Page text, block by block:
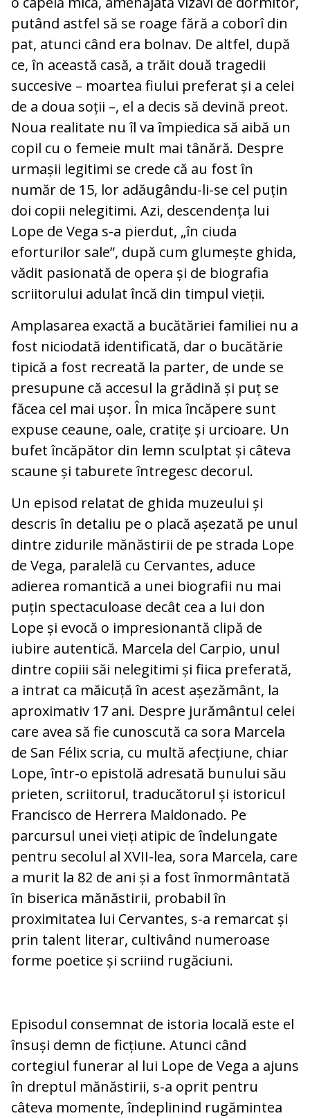
putând astfel să se roage fără a coborî din
pat, atunci când era bolnav. De altfel, după
ce, în această casă, a trăit două tragedii
succesive – moartea fiului preferat și a celei
de a doua soții –, el a decis să devină preot.
Noua realitate nu îl va împiedica să aibă un
copil cu o femeie mult mai tânără. Despre
urmașii legitimi se crede că au fost în
număr de 15, lor adăugându-li-se cel puțin
doi copii nelegitimi. Azi, descendența lui
Lope de Vega s-a pierdut, „în ciuda
eforturilor sale”, după cum glumește ghida,
vădit pasionată de opera și de biografia
scriitorului adulat încă din timpul vieții.
Amplasarea exactă a bucătăriei familiei nu a
fost niciodată identificată, dar o bucătărie
tipică a fost recreată la parter, de unde se
presupune că accesul la grădină și puț se
făcea cel mai ușor. În mica încăpere sunt
expuse ceaune, oale, cratițe și urcioare. Un
bufet încăpător din lemn sculptat și câteva
scaune și taburete întregesc decorul.
Un episod relatat de ghida muzeului și
descris în detaliu pe o placă așezată pe unul
dintre zidurile mănăstirii de pe strada Lope
de Vega, paralelă cu Cervantes, aduce
adierea romantică a unei biografii nu mai
puțin spectaculoase decât cea a lui don
Lope și evocă o impresionantă clipă de
iubire autentică. Marcela del Carpio, unul
dintre copiii săi nelegitimi și fiica preferată,
a intrat ca măicuță în acest așezământ, la
aproximativ 17 ani. Despre jurământul celei
care avea să fie cunoscută ca sora Marcela
de San Félix scria, cu multă afecțiune, chiar
Lope, într-o epistolă adresată bunului său
prieten, scriitorul, traducătorul și istoricul
Francisco de Herrera Maldonado. Pe
parcursul unei vieți atipic de îndelungate
pentru secolul al XVII-lea, sora Marcela, care
a murit la 82 de ani și a fost înmormântată
în biserica mănăstirii, probabil în
proximitatea lui Cervantes, s-a remarcat și
prin talent literar, cultivând numeroase
forme poetice și scriind rugăciuni.
Episodul consemnat de istoria locală este el
însuși demn de ficțiune. Atunci când
cortegiul funerar al lui Lope de Vega a ajuns
în dreptul mănăstirii, s-a oprit pentru
câteva momente, îndeplinind rugămintea